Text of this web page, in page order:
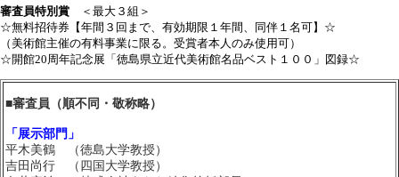
審査員特別賞 ＜最大３組＞
☆無料招待券【年間３回まで、有効期限１年間、同伴１名可】☆
（美術館主催の有料事業に限る。受賞者本人のみ使用可）
☆開館20周年記念展「徳島県立近代美術館名品ベスト１００」図録☆
■審査員（順不同・敬称略）
「展示部門」
平木美鶴 （徳島大学教授）
吉田尚行 （四国大学教授）